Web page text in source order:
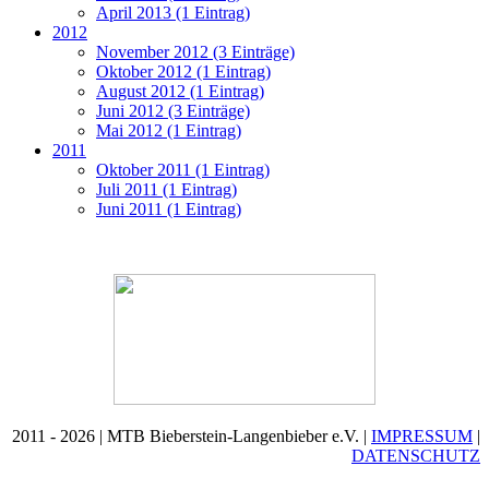
April 2013 (1 Eintrag)
2012
November 2012 (3 Einträge)
Oktober 2012 (1 Eintrag)
August 2012 (1 Eintrag)
Juni 2012 (3 Einträge)
Mai 2012 (1 Eintrag)
2011
Oktober 2011 (1 Eintrag)
Juli 2011 (1 Eintrag)
Juni 2011 (1 Eintrag)
2011 - 2026 | MTB Bieberstein-Langenbieber e.V. | IMPRESSUM |
DATENSCHUTZ